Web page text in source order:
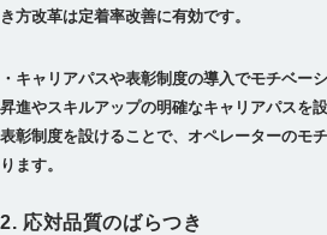
・キャリアパスや表彰制度の導入でモチベー
昇進やスキルアップの明確なキャリアパスを
表彰制度を設けることで、オペレーターのモ
2. 応対品質のばらつき